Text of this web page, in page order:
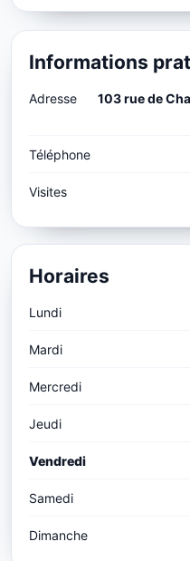
Informations
Adresse
103 rue de
Téléphone
Visites
Horaires
Lundi
Mardi
Mercredi
Jeudi
Vendredi
Samedi
Dimanche